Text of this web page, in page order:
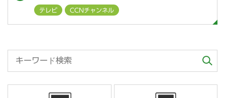
テレビ CCNチャンネル